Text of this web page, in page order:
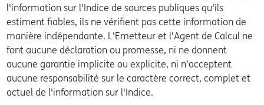
l'information sur l'Indice de sources publiques qu'ils
estiment fiables, ils ne vérifient pas cette information de
manière indépendante. L'Emetteur et l'Agent de Calcul ne
font aucune déclaration ou promesse, ni ne donnent
aucune garantie implicite ou explicite, ni n'acceptent
aucune responsabilité sur le caractère correct, complet et
actuel de l'information sur l'Indice.